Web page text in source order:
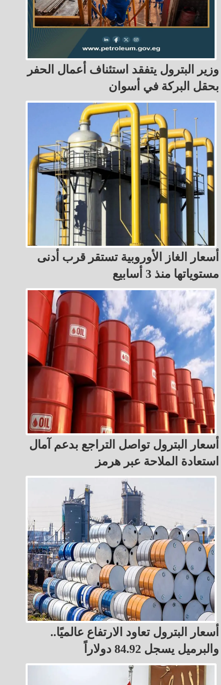
وزير البترول يتفقد استئناف أعمال الحفر
بحقل البركة في أسوان
أسعار الغاز الأوروبية تستقر قرب أدنى
مستوياتها منذ 3 أسابيع
أسعار البترول تواصل التراجع بدعم آمال
استعادة الملاحة عبر هرمز
أسعار البترول تعاود الارتفاع عالميًا..
والبرميل يسجل 84.92 دولاراً